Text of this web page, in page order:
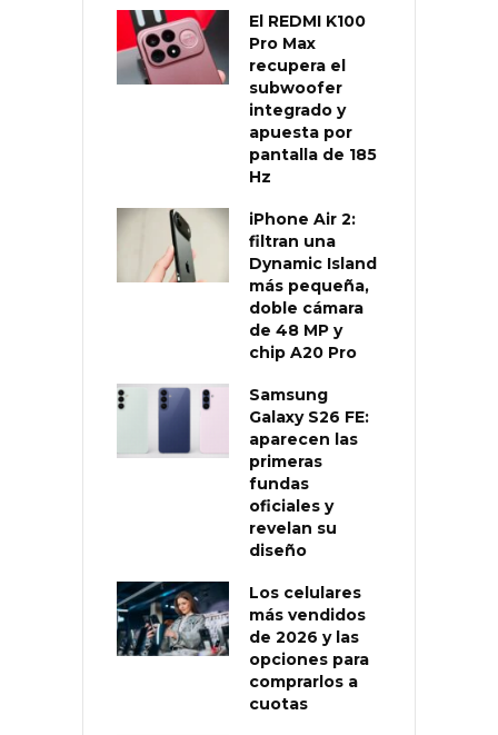
El REDMI K100
Pro Max
recupera el
subwoofer
integrado y
apuesta por
pantalla de 185
Hz
iPhone Air 2:
filtran una
Dynamic Island
más pequeña,
doble cámara
de 48 MP y
chip A20 Pro
Samsung
Galaxy S26 FE:
aparecen las
primeras
fundas
oficiales y
revelan su
diseño
Los celulares
más vendidos
de 2026 y las
opciones para
comprarlos a
cuotas